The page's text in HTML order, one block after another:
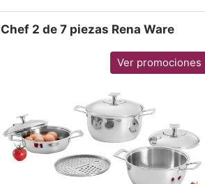
Chef 2 de 7 piezas Rena Ware
Ver promociones